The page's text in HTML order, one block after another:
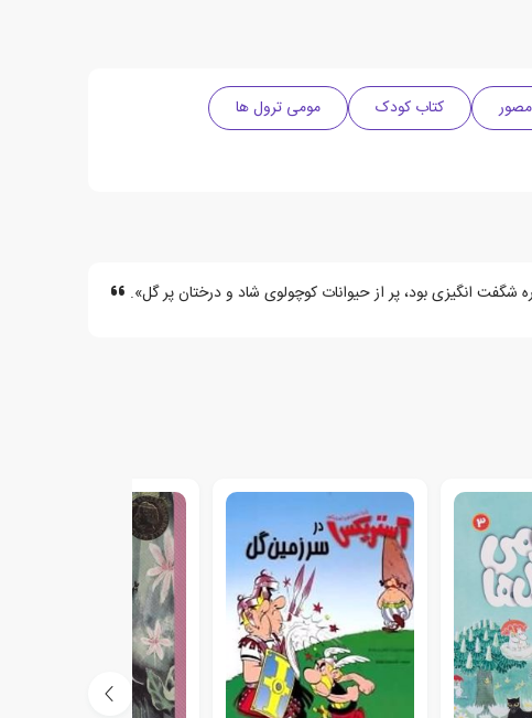
کتاب کودک
مومی ترول ها
انگیزی بود، پر از حیوانات کوچولوی شاد و درختان پر گل».